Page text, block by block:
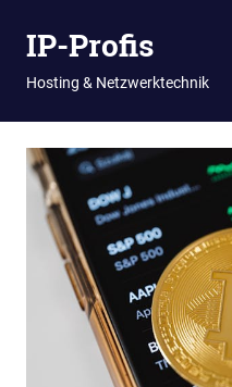
InhaltIP-Profis
Hosting & Netzwerktechnik